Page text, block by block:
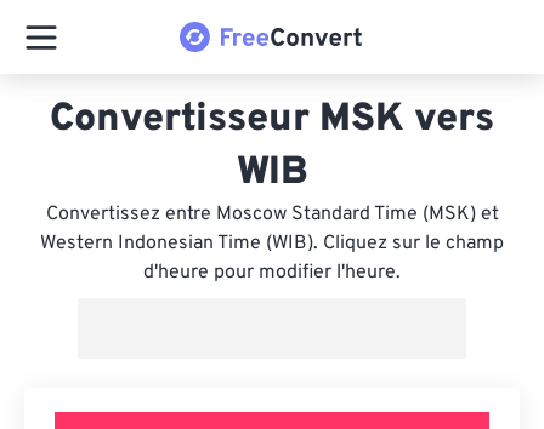
Convertisseur MSK vers
WIB
Convertissez entre Moscow Standard Time (MSK) et
Western Indonesian Time (WIB). Cliquez sur le champ
d'heure pour modifier l'heure.